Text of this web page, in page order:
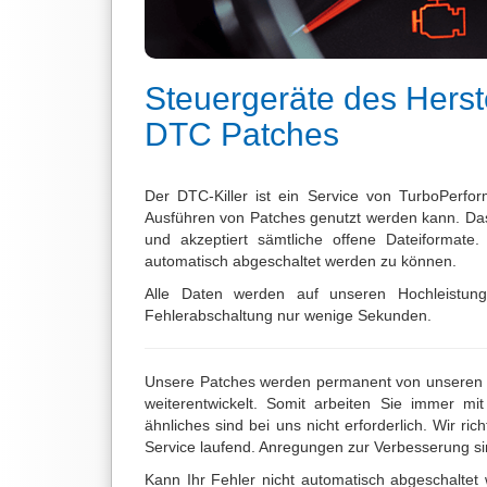
Steuergeräte des
DTC Patches
Der DTC-Killer ist ein Service von
Ausführen von Patches genutzt werden kann.
und akzeptiert sämtliche offene
automatisch abgeschaltet werden zu können.
Alle Daten werden auf unseren
Fehlerabschaltung nur wenige Sekunden.
Unsere Patches werden permanent von
weiterentwickelt. Somit arbeiten Sie immer
ähnliches sind bei uns nicht erforderlich. Wir
Service laufend. Anregungen zur Verbesserung
Kann Ihr Fehler nicht automatisch